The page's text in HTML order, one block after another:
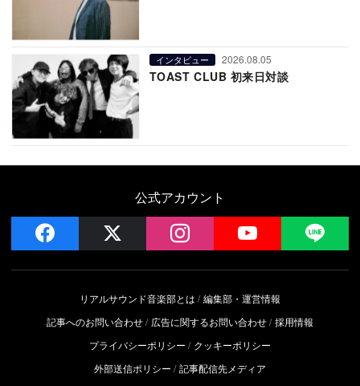
インタビュー 2026.08.05
TOAST CLUB 初来日対談
公式アカウント
facebook instagram YouTube
リアルサウンド音楽部とは
編集部・運営情報
記事へのお問い合わせ
広告に関するお問い合わせ 採用情報
プライバシーポリシー
クッキーポリシー
外部送信ポリシー
記事配信先メディア